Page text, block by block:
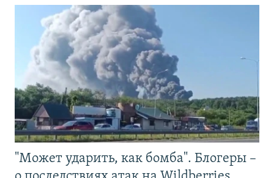
"Может ударить, как бомба". Блогеры –